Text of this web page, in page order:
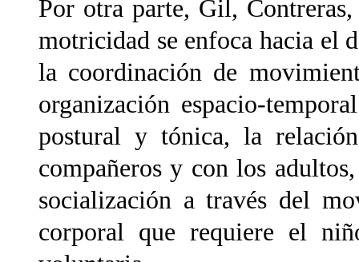
Por otra parte, Gil,
motricidad se enfoca hacia el
la coordinación de
organización espacio-
postural y tónica, la
compañeros y con los
socialización a través del
corporal que requiere el